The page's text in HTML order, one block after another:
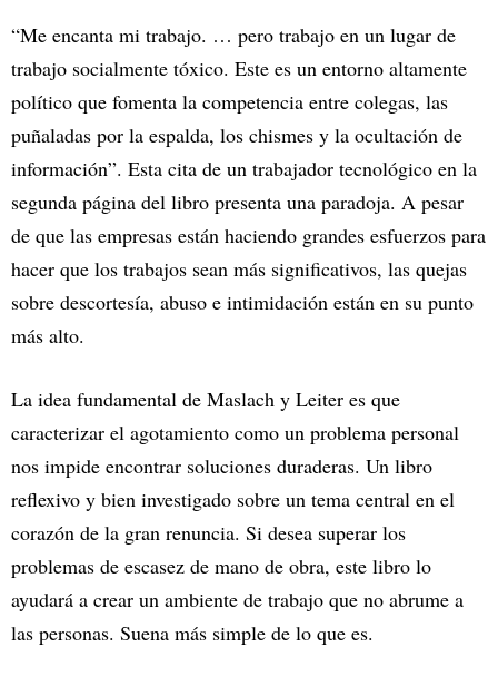
“Me encanta mi trabajo. … pero trabajo en un lugar de
trabajo socialmente tóxico. Este es un entorno altamente
político que fomenta la competencia entre colegas, las
puñaladas por la espalda, los chismes y la ocultación de
información”. Esta cita de un trabajador tecnológico en la
segunda página del libro presenta una paradoja. A pesar
de que las empresas están haciendo grandes esfuerzos para
hacer que los trabajos sean más significativos, las quejas
sobre descortesía, abuso e intimidación están en su punto
más alto.
La idea fundamental de Maslach y Leiter es que
caracterizar el agotamiento como un problema personal
nos impide encontrar soluciones duraderas. Un libro
reflexivo y bien investigado sobre un tema central en el
corazón de la gran renuncia. Si desea superar los
problemas de escasez de mano de obra, este libro lo
ayudará a crear un ambiente de trabajo que no abrume a
las personas. Suena más simple de lo que es.